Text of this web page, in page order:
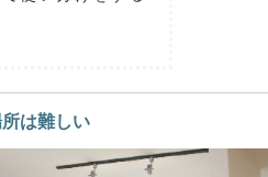
は難しい